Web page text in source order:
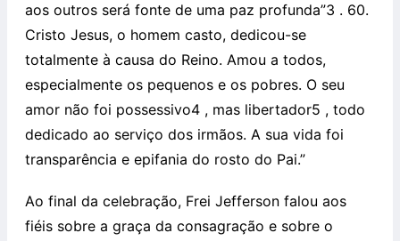
aos outros será fonte de uma paz profunda”3 . 60.
Cristo Jesus, o homem casto, dedicou-se
totalmente à causa do Reino. Amou a todos,
especialmente os pequenos e os pobres. O seu
amor não foi possessivo4 , mas libertador5 , todo
dedicado ao serviço dos irmãos. A sua vida foi
transparência e epifania do rosto do Pai.”
Ao final da celebração, Frei Jefferson falou aos
fiéis sobre a graça da consagração e sobre o